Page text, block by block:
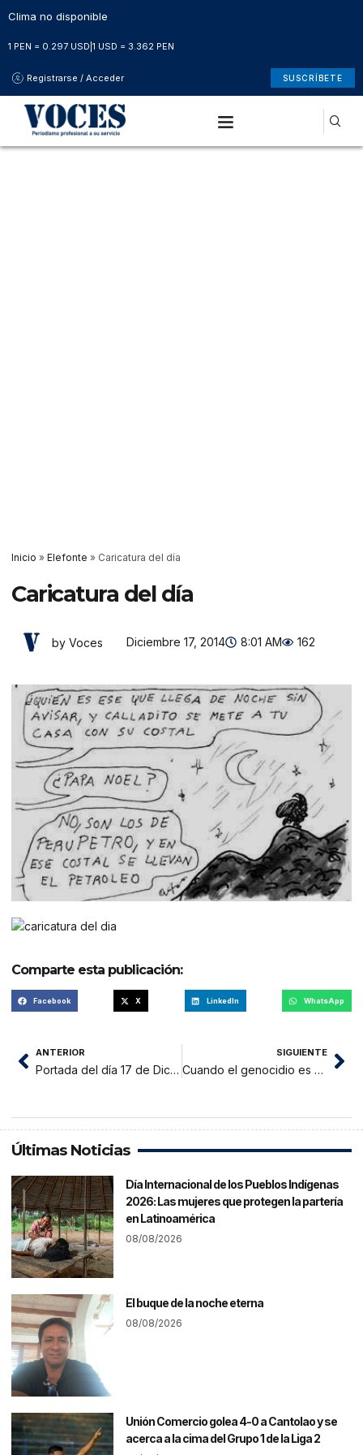
Clima no disponible
1 PEN = 0.297 USD 1 USD = 3.362 PEN
Registrarse / Acceder SUSCRÍBETE
Inicio » Elefonte » Caricatura del día
Caricatura del día
by Voces Diciembre 17, 2014 8:01 AM 162
Comparte esta publicación:
Facebook X LinkedIn WhatsApp
ANTERIOR
Portada del día 17 de Diciembre del 2014
SIGUIENTE
Cuando el genocidio es negociable
Últimas Noticias
Día Internacional de los Pueblos Indígenas
2026: Las mujeres que protegen la partería
en Latinoamérica
08/08/2026
El buque de la noche eterna
08/08/2026
Unión Comercio golea 4-0 a Cantolao y se
acerca a la cima del Grupo 1 de la Liga 2